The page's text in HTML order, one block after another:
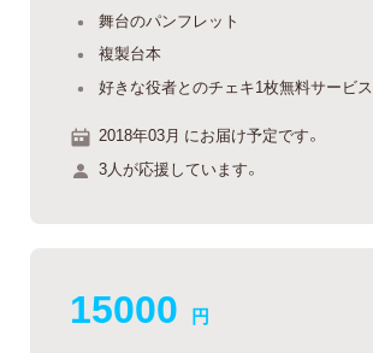
舞台のパンフレット
複製台本
好きな役者とのチェキ1枚無料サービス
2018年03月 にお届け予定です。
3人が応援しています。
15000 円